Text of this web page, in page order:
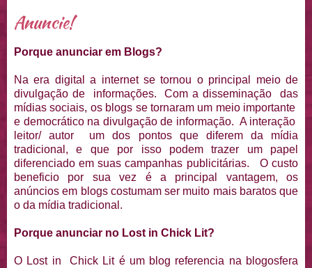
Anuncie!
Porque anunciar em Blogs?
Na era digital a internet se tornou o principal meio de
divulgação de informações. Com a disseminação das
mídias sociais, os blogs se tornaram um meio importante
e democrático na divulgação de informação. A interação
leitor/ autor um dos pontos que diferem da mídia
tradicional, e que por isso podem trazer um papel
diferenciado em suas campanhas publicitárias. O custo
beneficio por sua vez é a principal vantagem, os
anúncios em blogs costumam ser muito mais baratos que
o da mídia tradicional.
Porque anunciar no Lost in Chick Lit?
O Lost in Chick Lit é um blog referencia na blogosfera